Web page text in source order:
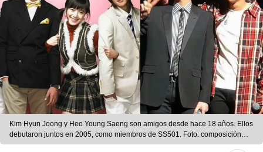
Kim Hyun Joong y Heo Young Saeng son amigos desde hace 18 años. Ellos
debutaron juntos en 2005, como miembros de SS501. Foto: composición
SBS / Naver